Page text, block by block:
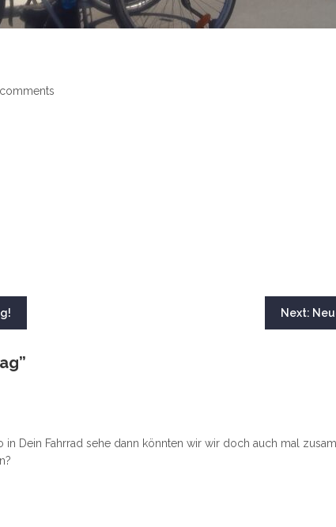
Next:
”
in Dein Fahrrad sehe dann könnten wir wir doch auch mal